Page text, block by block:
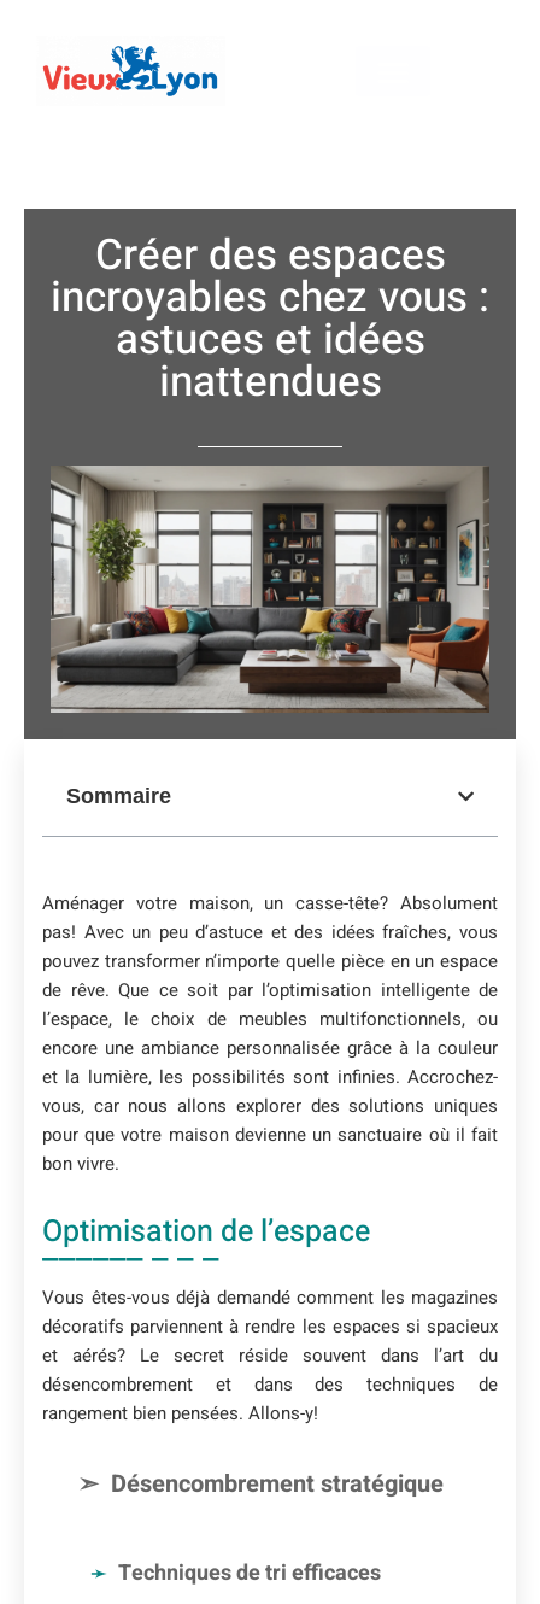
Créer des espaces
incroyables chez vous :
astuces et idées
inattendues
Sommaire
Aménager votre maison, un casse-tête? Absolument
pas! Avec un peu d’astuce et des idées fraîches, vous
pouvez transformer n’importe quelle pièce en un espace
de rêve. Que ce soit par l’optimisation intelligente de
l’espace, le choix de meubles multifonctionnels, ou
encore une ambiance personnalisée grâce à la couleur
et la lumière, les possibilités sont infinies. Accrochez-
vous, car nous allons explorer des solutions uniques
pour que votre maison devienne un sanctuaire où il fait
bon vivre.
Optimisation de l’espace
Vous êtes-vous déjà demandé comment les magazines
décoratifs parviennent à rendre les espaces si spacieux
et aérés? Le secret réside souvent dans l’art du
désencombrement et dans des techniques de
rangement bien pensées. Allons-y!
Désencombrement stratégique
Techniques de tri efficaces